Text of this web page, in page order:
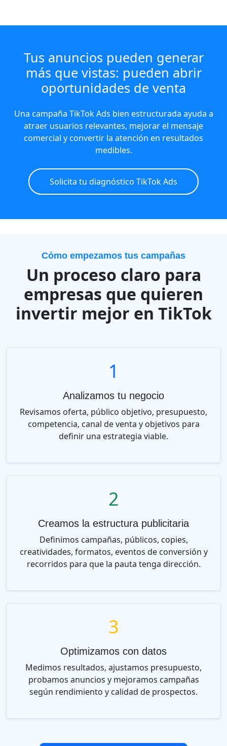
Tus anuncios pueden generar
más que vistas: pueden abrir
oportunidades de venta
Una campaña TikTok Ads bien estructurada ayuda a
atraer usuarios relevantes, mejorar el mensaje
comercial y convertir la atención en resultados
medibles.
Solicita tu diagnóstico TikTok Ads
Cómo empezamos tus campañas
Un proceso claro para
empresas que quieren
invertir mejor en TikTok
1
Analizamos tu negocio
Revisamos oferta, público objetivo, presupuesto,
competencia, canal de venta y objetivos para
definir una estrategia viable.
2
Creamos la estructura publicitaria
Definimos campañas, públicos, copies,
creatividades, formatos, eventos de conversión y
recorridos para que la pauta tenga dirección.
3
Optimizamos con datos
Medimos resultados, ajustamos presupuesto,
probamos anuncios y mejoramos campañas
según rendimiento y calidad de prospectos.